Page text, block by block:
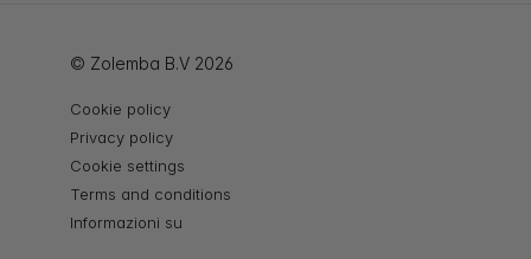
© Zolemba B.V 2026
Cookie policy
Privacy policy
Cookie settings
Terms and conditions
Informazioni su